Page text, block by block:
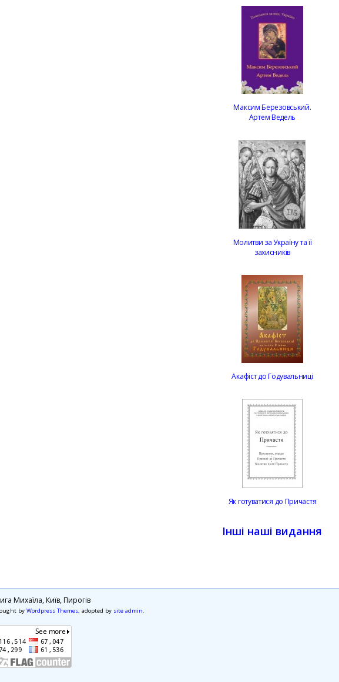
Максим Березовський.
Артем Ведель
Молитви за Україну та її
захисників
Акафіст до Годувальниці
Як готуватися до Причастя
Інші наші видання
Михаїла, Київ, Пирогів
by Wordpress Themes, adopted by site admin.